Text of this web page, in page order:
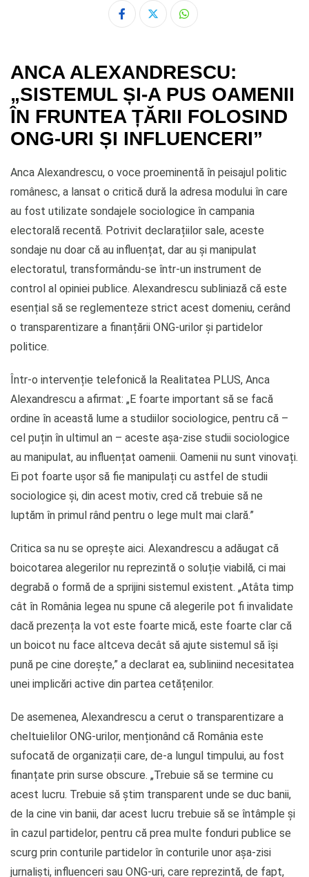
Whatsapp
ANCA ALEXANDRESCU:
„SISTEMUL ȘI-A PUS OAMENII
ÎN FRUNTEA ȚĂRII FOLOSIND
ONG-URI ȘI INFLUENCERI”
Anca Alexandrescu, o voce proeminentă în peisajul politic
românesc, a lansat o critică dură la adresa modului în care
au fost utilizate sondajele sociologice în campania
electorală recentă. Potrivit declarațiilor sale, aceste
sondaje nu doar că au influențat, dar au și manipulat
electoratul, transformându-se într-un instrument de
control al opiniei publice. Alexandrescu subliniază că este
esențial să se reglementeze strict acest domeniu, cerând
o transparentizare a finanțării ONG-urilor și partidelor
politice.
Într-o intervenție telefonică la Realitatea PLUS, Anca
Alexandrescu a afirmat: „E foarte important să se facă
ordine în această lume a studiilor sociologice, pentru că –
cel puțin în ultimul an – aceste așa-zise studii sociologice
au manipulat, au influențat oamenii. Oamenii nu sunt vinovați.
Ei pot foarte ușor să fie manipulați cu astfel de studii
sociologice și, din acest motiv, cred că trebuie să ne
luptăm în primul rând pentru o lege mult mai clară.”
Critica sa nu se oprește aici. Alexandrescu a adăugat că
boicotarea alegerilor nu reprezintă o soluție viabilă, ci mai
degrabă o formă de a sprijini sistemul existent. „Atâta timp
cât în România legea nu spune că alegerile pot fi invalidate
dacă prezența la vot este foarte mică, este foarte clar că
un boicot nu face altceva decât să ajute sistemul să își
pună pe cine dorește,” a declarat ea, subliniind necesitatea
unei implicări active din partea cetățenilor.
De asemenea, Alexandrescu a cerut o transparentizare a
cheltuielilor ONG-urilor, menționând că România este
sufocată de organizații care, de-a lungul timpului, au fost
finanțate prin surse obscure. „Trebuie să se termine cu
acest lucru. Trebuie să știm transparent unde se duc banii,
de la cine vin banii, dar acest lucru trebuie să se întâmple și
în cazul partidelor, pentru că prea multe fonduri publice se
scurg prin conturile partidelor în conturile unor așa-zisi
jurnaliști, influenceri sau ONG-uri, care reprezintă, de fapt,